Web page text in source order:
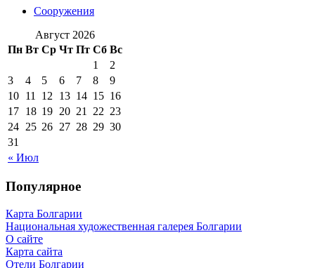
Сооружения
Август 2026
Пн Вт Ср Чт Пт Сб Вс
« Июл
1
2
3
4 5 6 7 8
9
10 11 12 13 14 15 16
17 18 19 20 21 22 23
24 25 26 27 28 29 30
31
Популярное
Карта Болгарии
Национальная художественная галерея Болгарии
О сайте
Карта сайта
Отели Болгарии